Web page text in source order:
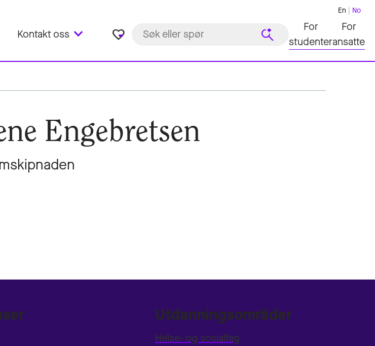
Kontakt oss favorite_border
En No
For
studenter
For
ansatte
Engebretsen
Utdanningsområder
Helse- og sosialfag